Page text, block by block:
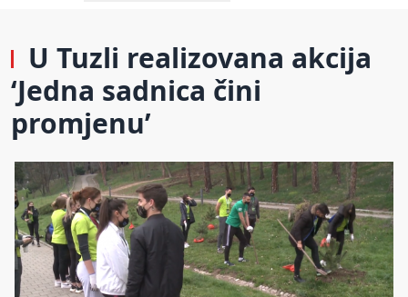
U Tuzli realizovana akcija
‘Jedna sadnica čini
promjenu’